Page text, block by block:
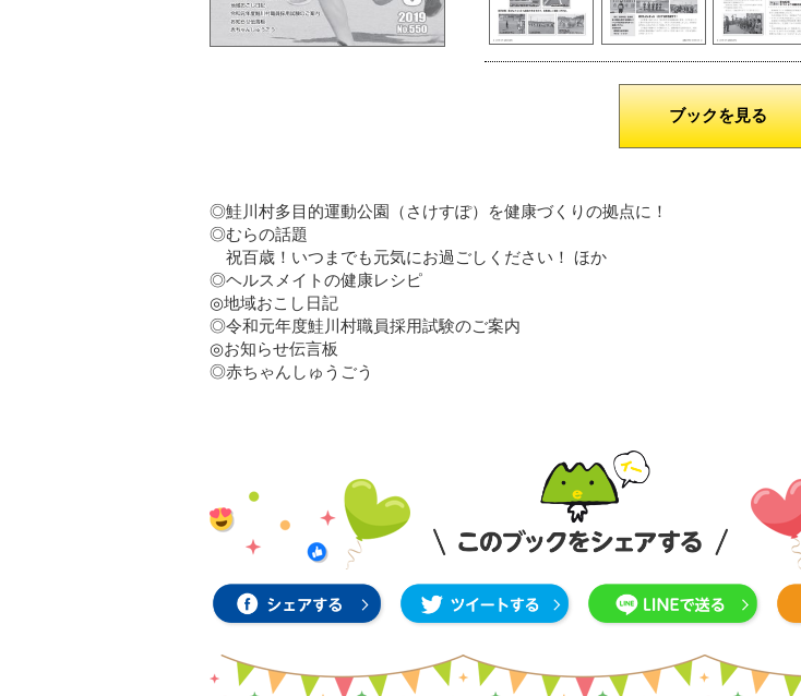
ブックを見る
◎鮭川村多目的運動公園（さけすぽ）を健康づくりの拠点に！
◎むらの話題
祝百歳！いつまでも元気にお過ごしください！ ほか
◎ヘルスメイトの健康レシピ
◎地域おこし日記
◎令和元年度鮭川村職員採用試験のご案内
◎お知らせ伝言板
◎赤ちゃんしゅうごう
山形市 彩（いろどり）
撮影場所：須川河畔 反田橋付近